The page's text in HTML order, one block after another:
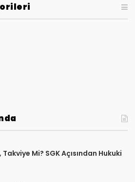
Mi? SGK Açısından Hukuki